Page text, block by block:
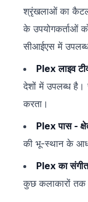
श्रृंखलाओं का
के उपयोगकर्ताओं
सीआईएस में
Plex लाइव
देशों में उपलब्ध है।
करता।
Plex पास -
की भू-स्थान के
Plex का
कुछ कलाकारों तक